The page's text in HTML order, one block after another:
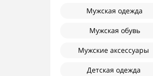
Мужская одежда
Мужская обувь
Мужские аксессуары
Детская одежда